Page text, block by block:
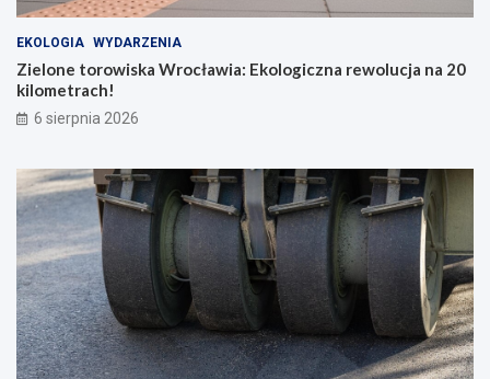
EKOLOGIA WYDARZENIA
Zielone torowiska Wrocławia: Ekologiczna rewolucja na 20
kilometrach!
6 sierpnia 2026